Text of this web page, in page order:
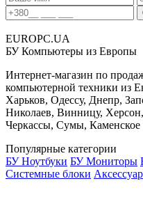
EUROPC.UA
БУ Компьютеры из Европы
Интернет-магазин по
компьютерной техники из
Харьков, Одессу, Днепр,
Николаев, Винницу,
Черкассы, Сумы,
Популярные категории
БУ Ноутбуки БУ Мониторы
Системные блоки